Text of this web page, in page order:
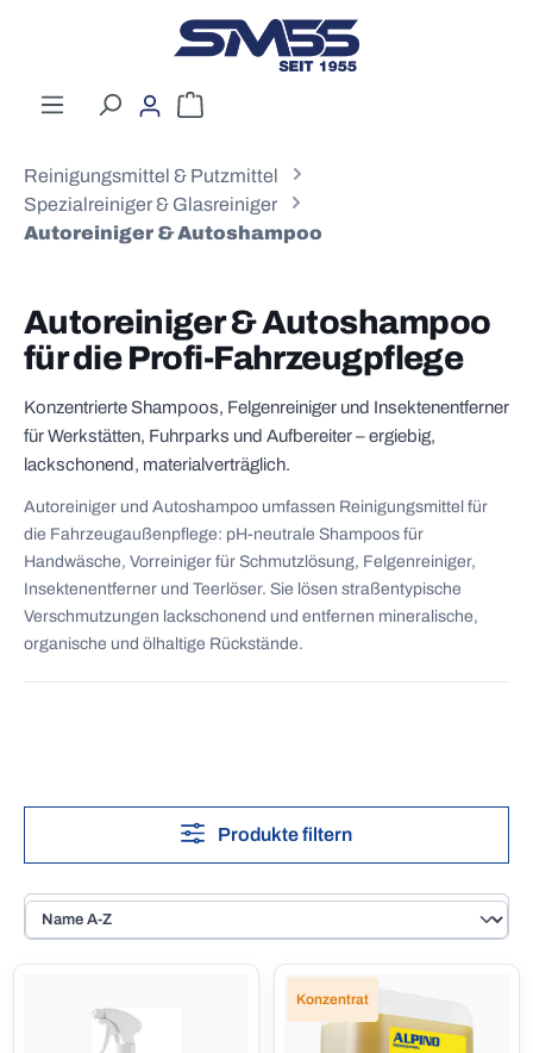
Zum Hauptinhalt springen
Warenkorb enthält 0 Positionen. Der
Reinigungsmittel & Putzmittel
Spezialreiniger & Glasreiniger
Autoreiniger & Autoshampoo
Autoreiniger & Autoshampoo
für die Profi-Fahrzeugpflege
Konzentrierte Shampoos, Felgenreiniger und Insektenentferner
für Werkstätten, Fuhrparks und Aufbereiter – ergiebig,
lackschonend, materialverträglich.
Autoreiniger und Autoshampoo umfassen Reinigungsmittel für
die Fahrzeugaußenpflege: pH-neutrale Shampoos für
Handwäsche, Vorreiniger für Schmutzlösung, Felgenreiniger,
Insektenentferner und Teerlöser. Sie lösen straßentypische
Verschmutzungen lackschonend und entfernen mineralische,
organische und ölhaltige Rückstände.
Produkte filtern
Konzentrat